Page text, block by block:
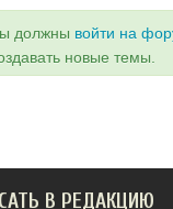
должны войти на
новые темы.
В РЕДАКЦИЮ